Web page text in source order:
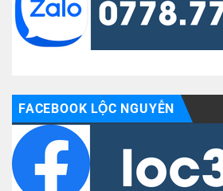
FACEBOOK LỘC NGUYỄN